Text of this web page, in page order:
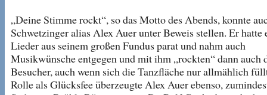
„Deine Stimme rockt“, so das Motto des Abends, konnte
Schwetzinger alias Alex Auer unter Beweis stellen. Er hatte
Lieder aus seinem großen Fundus parat und nahm auch
Musikwünsche entgegen und mit ihm „rockten“ dann auch
Besucher, auch wenn sich die Tanzfläche nur allmählich
Rolle als Glücksfee überzeugte Alex Auer ebenso,